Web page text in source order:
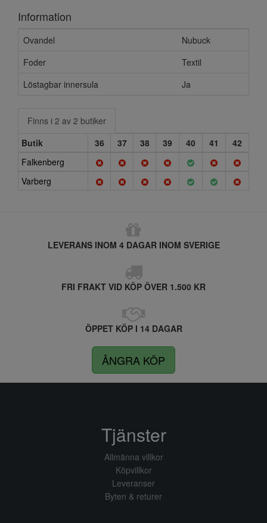
Information
Ovandel
Nubuck
Foder
Textil
Löstagbar innersula
Ja
Finns i 2 av 2 butiker
Butik
36 37 38 39 40 41
42
Falkenberg
Varberg
LEVERANS INOM 4 DAGAR INOM SVERIGE
FRI FRAKT VID KÖP ÖVER 1.500 KR
ÖPPET KÖP I 14 DAGAR
ÅNGRA KÖP
Tjänster
Allmänna villkor
Köpvillkor
Leveranser
Byten & returer